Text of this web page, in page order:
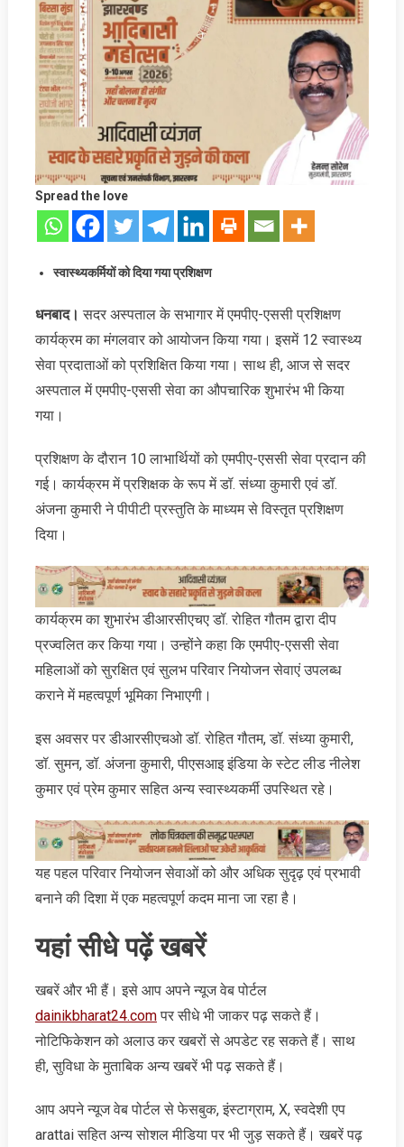
Spread the love
स्वास्थ्यकर्मियों को दिया गया प्रशिक्षण
धनबाद। सदर अस्पताल के सभागार में एमपीए-एससी प्रशिक्षण
कार्यक्रम का मंगलवार को आयोजन किया गया। इसमें 12 स्वास्थ्य
सेवा प्रदाताओं को प्रशिक्षित किया गया। साथ ही, आज से सदर
अस्पताल में एमपीए-एससी सेवा का औपचारिक शुभारंभ भी किया
गया।
प्रशिक्षण के दौरान 10 लाभार्थियों को एमपीए-एससी सेवा प्रदान की
गई। कार्यक्रम में प्रशिक्षक के रूप में डॉ. संध्या कुमारी एवं डॉ.
अंजना कुमारी ने पीपीटी प्रस्तुति के माध्यम से विस्तृत प्रशिक्षण
दिया।
कार्यक्रम का शुभारंभ डीआरसीएचए डॉ. रोहित गौतम द्वारा दीप
प्रज्वलित कर किया गया। उन्होंने कहा कि एमपीए-एससी सेवा
महिलाओं को सुरक्षित एवं सुलभ परिवार नियोजन सेवाएं उपलब्ध
कराने में महत्वपूर्ण भूमिका निभाएगी।
इस अवसर पर डीआरसीएचओ डॉ. रोहित गौतम, डॉ. संध्या कुमारी,
डॉ. सुमन, डॉ. अंजना कुमारी, पीएसआइ इंडिया के स्टेट लीड नीलेश
कुमार एवं प्रेम कुमार सहित अन्य स्वास्थ्यकर्मी उपस्थित रहे।
यह पहल परिवार नियोजन सेवाओं को और अधिक सुदृढ़ एवं प्रभावी
बनाने की दिशा में एक महत्वपूर्ण कदम माना जा रहा है।
यहां सीधे पढ़ें खबरें
खबरें और भी हैं। इसे आप अपने न्‍यूज वेब पोर्टल
dainikbharat24.comपर सीधे भी जाकर पढ़ सकते हैं।
नोटिफिकेशन को अलाउ कर खबरों से अपडेट रह सकते हैं। साथ
ही, सुविधा के मुताबिक अन्‍य खबरें भी पढ़ सकते हैं।
आप अपने न्‍यूज वेब पोर्टल से फेसबुक, इंस्‍टाग्राम, X, स्‍वदेशी एप
arattai सहित अन्‍य सोशल मीडिया पर भी जुड़ सकते हैं। खबरें पढ़